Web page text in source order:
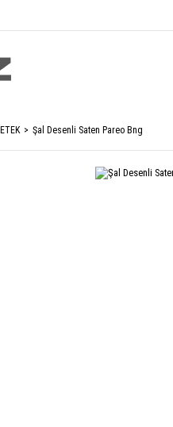
ETEK Şal Desenli Saten Pareo Bng